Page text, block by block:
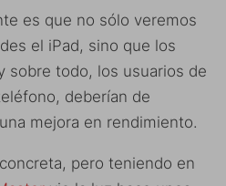
es que no sólo veremos
el iPad, sino que los
sobre todo, los usuarios de
deberían de
mejora en rendimiento.
pero teniendo en